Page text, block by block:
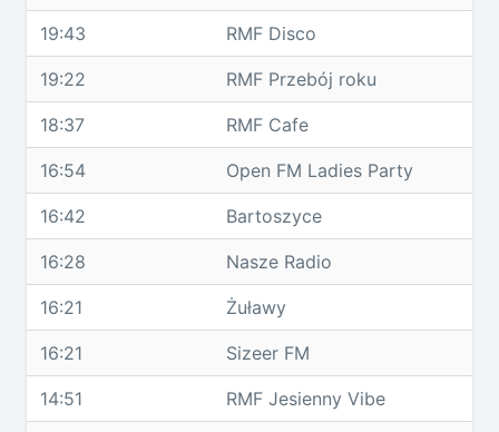
19:43 RMF Disco
19:22 RMF Przebój roku
18:37 RMF Cafe
16:54 Open FM Ladies Party
16:42 Bartoszyce
16:28 Nasze Radio
16:21 Żuławy
16:21 Sizeer FM
14:51 RMF Jesienny Vibe